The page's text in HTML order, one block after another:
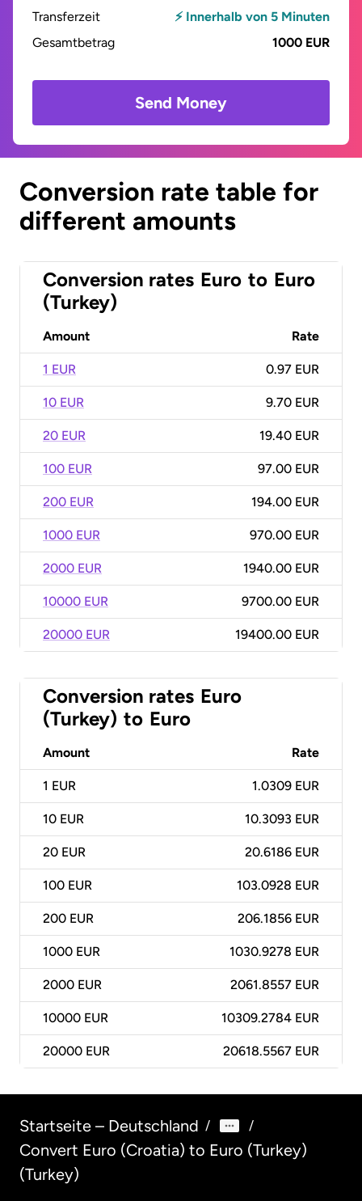
Transferzeit
⚡ Innerhalb von 5 Minuten
Gesamtbetrag
1000 EUR
Send Money
Conversion rate table for
different amounts
Conversion rates Euro to Euro
(Turkey)
Amount Rate
1 EUR 0.97 EUR
10 EUR 9.70 EUR
20 EUR 19.40 EUR
100 EUR 97.00 EUR
200 EUR 194.00 EUR
1000 EUR 970.00 EUR
2000 EUR 1940.00 EUR
10000 EUR 9700.00 EUR
20000 EUR 19400.00 EUR
Conversion rates Euro
(Turkey) to Euro
Amount Rate
1 EUR 1.0309 EUR
10 EUR 10.3093 EUR
20 EUR 20.6186 EUR
100 EUR 103.0928 EUR
200 EUR 206.1856 EUR
1000 EUR 1030.9278 EUR
2000 EUR 2061.8557 EUR
10000 EUR 10309.2784 EUR
20000 EUR 20618.5567 EUR
Startseite – Deutschland / /
Convert Euro (Croatia) to Euro (Turkey)
(Turkey)